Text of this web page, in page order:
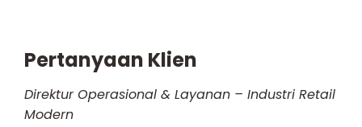
Pertanyaan Klien
Direktur Operasional & Layanan – Industri Retail
Modern